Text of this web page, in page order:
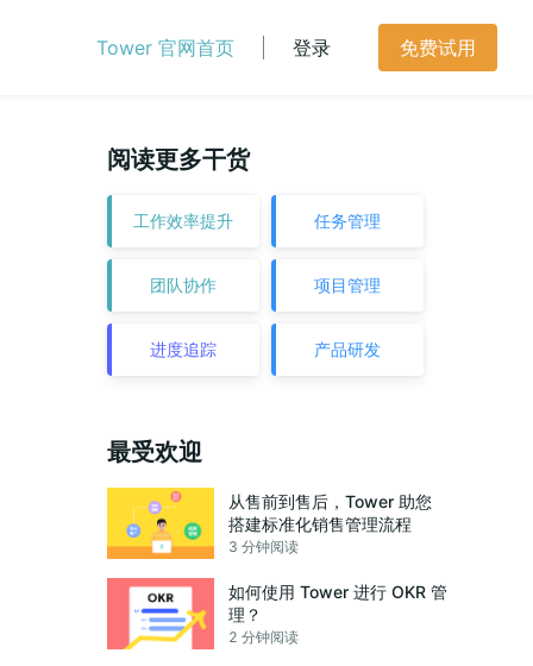
Tower 官网首页 登录 免费试用
阅读更多干货
工作效率提升 任务管理
团队协作 项目管理
进度追踪 产品研发
最受欢迎
从售前到售后，Tower 助您
搭建标准化销售管理流程
3 分钟阅读
如何使用 Tower 进行 OKR 管
理？
2 分钟阅读